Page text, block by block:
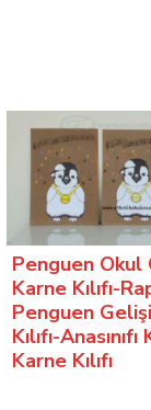
Penguen Okul
Karne Kılıfı-
Penguen
Kılıfı-Anasınıfı
Karne Kılıfı